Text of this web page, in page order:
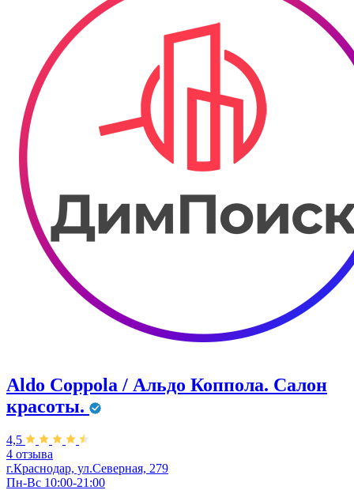
Aldo Coppola / Альдо Коппола. Салон
красоты.
4,5
4 отзыва
г.Краснодар, ул.Северная, 279
Пн-Вс 10:00-21:00